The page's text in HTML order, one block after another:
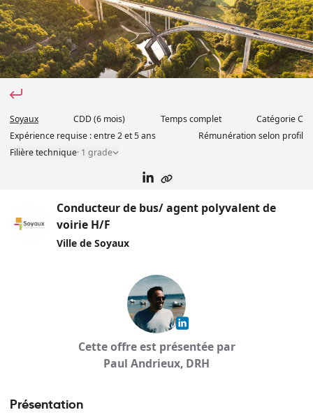
Soyaux CDD(6 mois) Temps complet CatégorieC
Expérience requise :entre 2 et 5 ans
Rémunération selon profil
Filière technique· 1 grade
Conducteur de bus/ agent polyvalent de
voirie H/F
Ville de Soyaux
Cette offre est présentée par
Paul Andrieux, DRH
Présentation